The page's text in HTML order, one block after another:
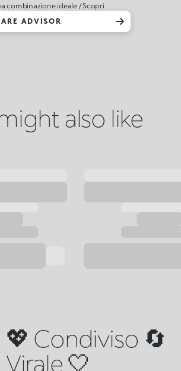
combinazione ideale / Scopri
ADVISOR
also like
Condiviso 🔄
Virale 🤍